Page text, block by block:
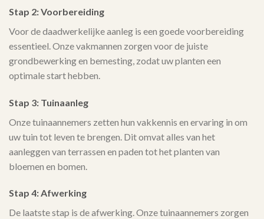
Stap 2: Voorbereiding
Voor de daadwerkelijke aanleg is een goede voorbereiding
essentieel. Onze vakmannen zorgen voor de juiste
grondbewerking en bemesting, zodat uw planten een
optimale start hebben.
Stap 3: Tuinaanleg
Onze tuinaannemers zetten hun vakkennis en ervaring in om
uw tuin tot leven te brengen. Dit omvat alles van het
aanleggen van terrassen en paden tot het planten van
bloemen en bomen.
Stap 4: Afwerking
De laatste stap is de afwerking. Onze tuinaannemers zorgen